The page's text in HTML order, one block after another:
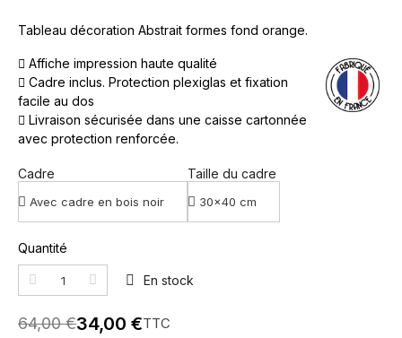
Tableau décoration Abstrait formes fond orange.
Affiche impression haute qualité
Cadre inclus. Protection plexiglas et fixation
facile au dos
Livraison sécurisée dans une caisse cartonnée
avec protection renforcée.
Cadre Taille du cadre
Quantité
En stock
64,00 €34,00 €TTC